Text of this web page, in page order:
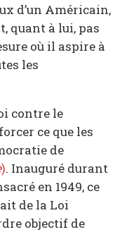
d’un Américain,
quant à lui, pas
où il aspire à
les
contre le
ce que les
de
). Inauguré durant
en 1949, ce
de la Loi
objectif de